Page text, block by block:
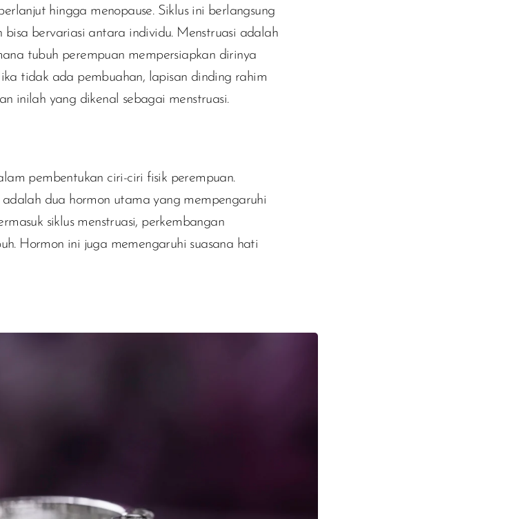
hingga menopause. Siklus ini berlangsung
bervariasi antara individu. Menstruasi adalah
tubuh perempuan mempersiapkan dirinya
tidak ada pembuahan, lapisan dinding rahim
inilah yang dikenal sebagai menstruasi.
pembentukan ciri-ciri fisik perempuan.
dua hormon utama yang mempengaruhi
siklus menstruasi, perkembangan
Hormon ini juga memengaruhi suasana hati